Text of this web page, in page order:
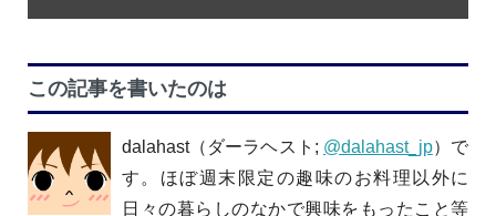
この記事を書いたのは
dalahast（ダーラヘスト; @dalahast_jp）で
す。ほぼ週末限定の趣味のお料理以外に
日々の暮らしのなかで興味をもったこと等